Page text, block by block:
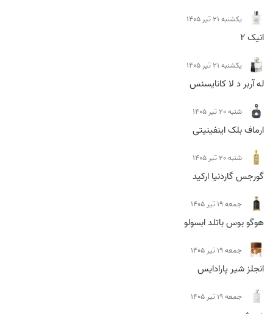
يكشنبه 21 تیر 1405
انیک 2
يكشنبه 21 تیر 1405
له آربر د لا کانایسنس
شنبه 20 تیر 1405
ارماف بلک اینفینیتی
شنبه 20 تیر 1405
گورجس گاردنیا ارکید
جمعه 19 تیر 1405
هوگو بوس باتلد ابسولو
جمعه 19 تیر 1405
انجلز شیر پارادایس
جمعه 19 تیر 1405